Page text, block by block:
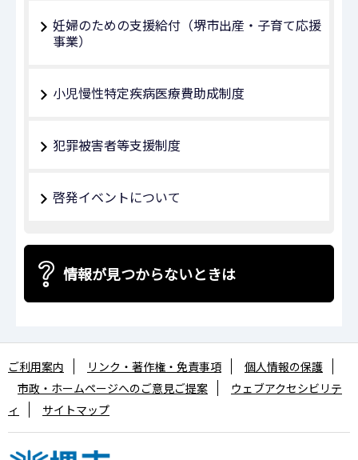
妊婦のための支援給付（堺市出産・子育て応援
事業）
小児慢性特定疾病医療費助成制度
犯罪被害者等支援制度
啓発イベントについて
情報が見つからないときは
ご利用案内 リンク・著作権・免責事項
個人情報の保護
市政・ホームページへのご意見ご提案
ウェブアクセシビリテ
ィ
サイトマップ